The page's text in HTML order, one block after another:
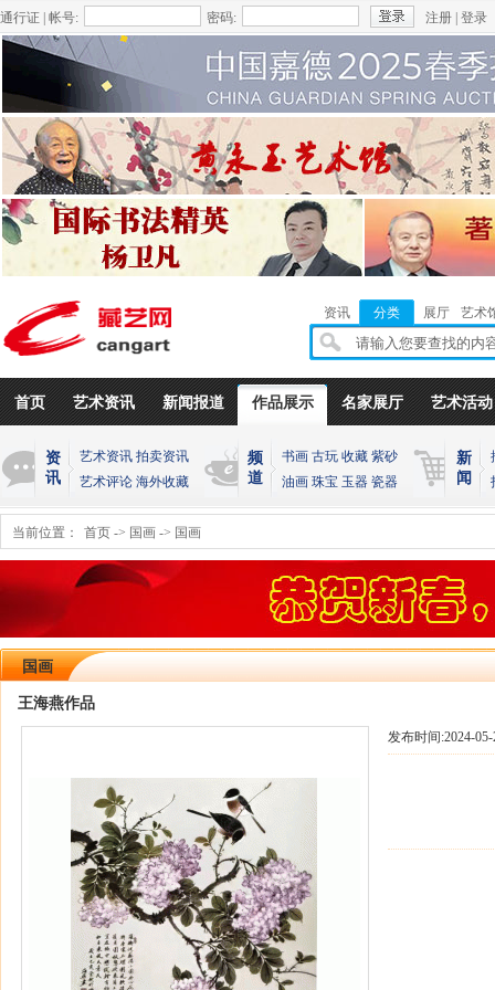
通行证 | 帐号: 密码: 注册 登录
资讯 分类 展厅 艺术
首页 艺术资讯 新闻报道 作品展示 名家展厅 艺术活动
资
讯
艺术资讯 拍卖资讯
艺术评论 海外收藏
频
道
书画 古玩 收藏 紫砂
油画 珠宝 玉器 瓷器
新
闻
当前位置： 首页 -> 国画 -> 国画
国画
王海燕作品
发布时间:2024-